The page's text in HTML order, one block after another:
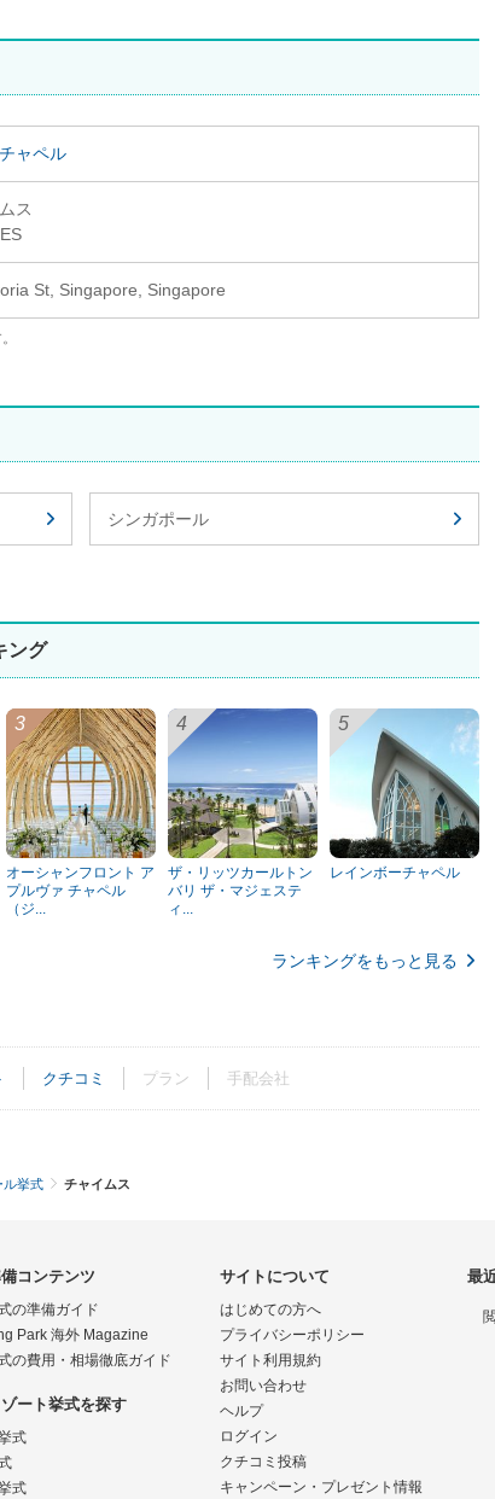
ャペル
ス
St, Singapore, Singapore
シンガポール
ング
オーシャンフロント ア
プルヴァ チャペル
（ジ...
ザ・リッツカールトン
バリ ザ・マジェステ
ィ...
レインボーチャペル
ランキングをもっと見る
クチコミ プラン 手配会社
ル挙式 チャイムス
コンテンツ
の準備ガイド
Park 海外 Magazine
の費用・相場徹底ガイド
ート挙式を探す
式
式
サイトについて
はじめての方へ
プライバシーポリシー
サイト利用規約
お問い合わせ
ヘルプ
ログイン
クチコミ投稿
キャンペーン・プレゼント情報
最